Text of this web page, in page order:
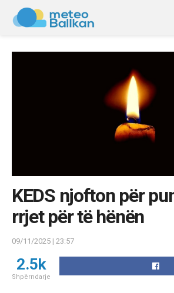
KEDS njofton për
rrjet për të hënën
09/11/2025 | 23:57
2.5k
Shpërndarje